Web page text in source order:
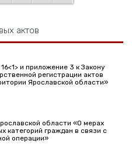
актов
и приложение 3 к Закону
регистрации актов
Ярославской области»
области «О мерах
категорий граждан в связи с
операции»